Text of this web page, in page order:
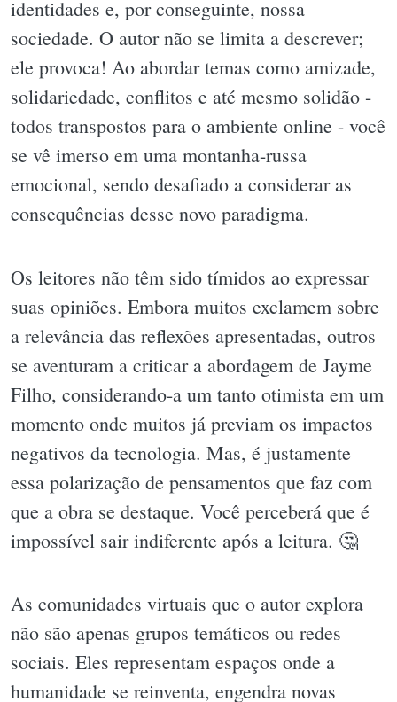
identidades e, por conseguinte, nossa
sociedade. O autor não se limita a descrever;
ele provoca! Ao abordar temas como amizade,
solidariedade, conflitos e até mesmo solidão -
todos transpostos para o ambiente online - você
se vê imerso em uma montanha-russa
emocional, sendo desafiado a considerar as
consequências desse novo paradigma.
Os leitores não têm sido tímidos ao expressar
suas opiniões. Embora muitos exclamem sobre
a relevância das reflexões apresentadas, outros
se aventuram a criticar a abordagem de Jayme
Filho, considerando-a um tanto otimista em um
momento onde muitos já previam os impactos
negativos da tecnologia. Mas, é justamente
essa polarização de pensamentos que faz com
que a obra se destaque. Você perceberá que é
impossível sair indiferente após a leitura. 🤔
As comunidades virtuais que o autor explora
não são apenas grupos temáticos ou redes
sociais. Eles representam espaços onde a
humanidade se reinventa, engendra novas